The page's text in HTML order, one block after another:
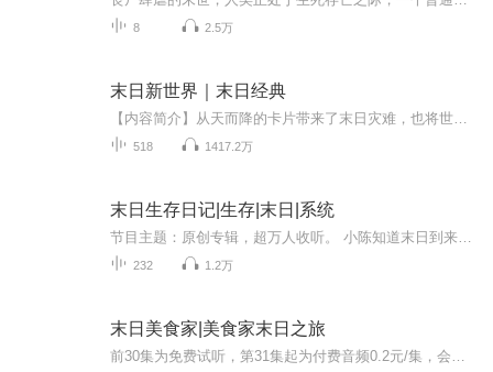
8 2.5万
末日新世界｜末日经典
518 1417.2万
末日生存日记|生存|末日|系统
232 1.2万
末日美食家|美食家末日之旅